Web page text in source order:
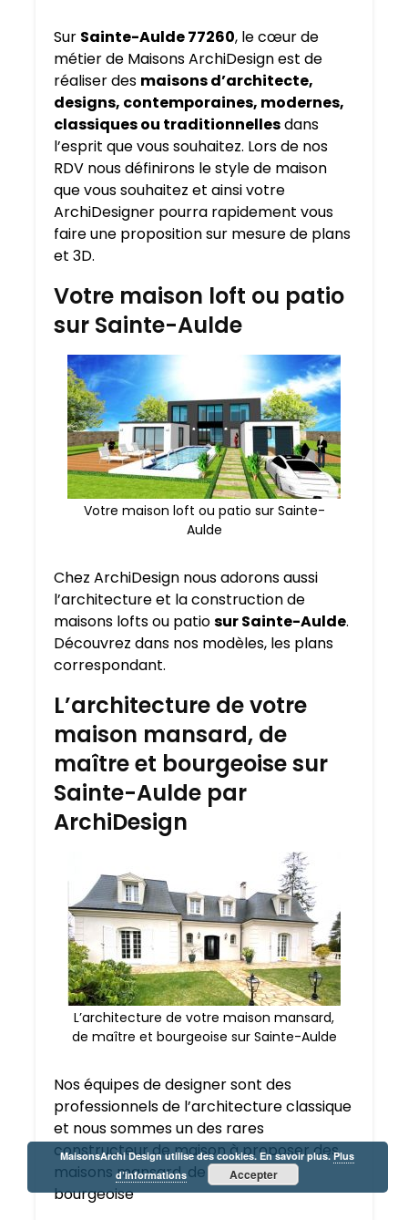
Sur Sainte-Aulde 77260, le cœur de
métier de Maisons ArchiDesign est de
réaliser des maisons d’architecte,
designs, contemporaines, modernes,
classiques ou traditionnellesdans
l’esprit que vous souhaitez. Lors de nos
RDV nous définirons le style de maison
que vous souhaitez et ainsi votre
ArchiDesigner pourra rapidement vous
faire une proposition sur mesure de plans
et 3D.
Votre maison loft ou patio
sur Sainte-Aulde
Votre maison loft ou patio sur Sainte-
Aulde
Chez ArchiDesign nous adorons aussi
l’architecture et la construction de
maisons lofts ou patiosur Sainte-Aulde.
Découvrez dans nos modèles, les plans
correspondant.
L’architecture de votre
maison mansard, de
maître et bourgeoise sur
Sainte-Aulde par
ArchiDesign
L’architecture de votre maison mansard,
de maître et bourgeoise sur Sainte-Aulde
Nos équipes de designer sont des
professionnels de l’architecture classique
et nous sommes un des rares
constructeur de maison à proposer des
maisons mansard, de maître et
bourgeoise
MaisonsArchi Design utilise des cookies. En savoir plus.Plus
d’informations
Accepter